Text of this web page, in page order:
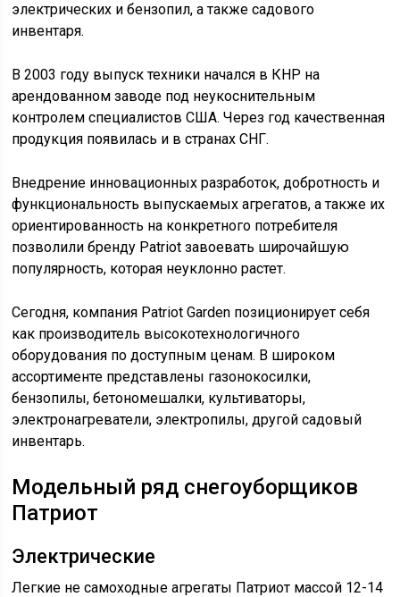
электрических и бензопил, а также садового
инвентаря.
В 2003 году выпуск техники начался в КНР на
арендованном заводе под неукоснительным
контролем специалистов США. Через год качественная
продукция появилась и в странах СНГ.
Внедрение инновационных разработок, добротность и
функциональность выпускаемых агрегатов, а также их
ориентированность на конкретного потребителя
позволили бренду Patriot завоевать широчайшую
популярность, которая неуклонно растет.
Сегодня, компания Patriot Garden позиционирует себя
как производитель высокотехнологичного
оборудования по доступным ценам. В широком
ассортименте представлены газонокосилки,
бензопилы, бетономешалки, культиваторы,
электронагреватели, электропилы, другой садовый
инвентарь.
Модельный ряд снегоуборщиков
Патриот
Электрические
Легкие не самоходные агрегаты Патриот массой 12-14